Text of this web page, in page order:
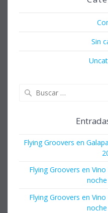
Sin
Flying Groovers en
Flying Groovers en
Flying Groovers en